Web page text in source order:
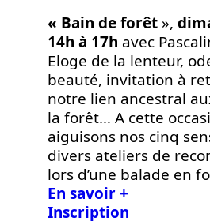
« Bain de forêt »,
14h à 17h avec
Eloge de la lenteur,
beauté, invitation à
notre lien ancestral
la forêt… A cette
aiguisons nos cinq
divers ateliers de
lors d’une balade en
En savoir +
Inscription